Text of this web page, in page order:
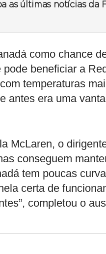
as últimas notícias da
como chance
beneficiar a
temperaturas
antes era uma
McLaren, o
conseguem
tem poucas
certa de
completou o